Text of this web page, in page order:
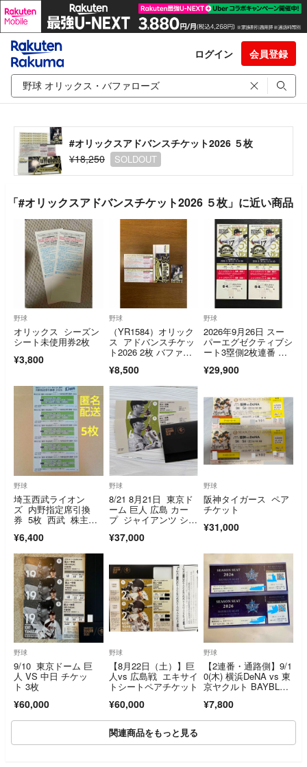
ログイン 会員登録
#オリックスアドバンスチケット2026 ５枚
¥18,250
SOLDOUT
「#オリックスアドバンスチケット2026 ５枚」に近い商品
野球
オリックス シーズン
シート未使用券2枚
¥3,800
野球
（YR1584）オリック
ス アドバンスチケッ
ト2026 2枚 バファロ
¥8,500
野球
2026年9月26日 スー
パーエグゼクティブシ
ート3塁側2枚連番 オ
ム 京セラドーム大阪
¥29,900
野球
埼玉西武ライオン
ズ 内野指定席引換
券 5枚 西武 株主優
¥6,400
野球
8/21 8月21日 東京ド
ーム 巨人 広島 カー
プ ジャイアンツ シー
ウイング 一塁側 ペア
¥37,000
野球
阪神タイガース ペア
チケット
¥31,000
野球
9/10 東京ドーム 巨
人 VS 中日 チケッ
ト 3枚
¥60,000
野球
【8月22日（土）】巨
人vs 広島戦 エキサイ
トシートペアチケット
¥60,000
野球
【2連番・通路側】9/1
0(木) 横浜DeNA vs 東
京ヤクルト BAYBLU
¥7,800
関連商品をもっと見る